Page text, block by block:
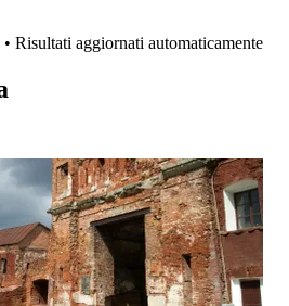
Risultati aggiornati automaticamente